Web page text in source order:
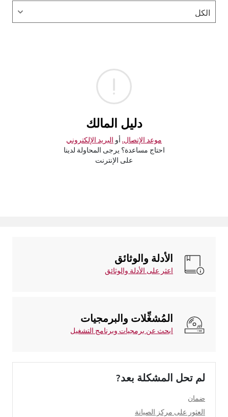
دليل المالك
موعد الإتصال. أو البريد الإلكتروني
احتاج مساعدة؟ يرجى المحاولة لدينا
على الإنترنت
الأدلة والوثائق
اعثر على الأدلة والوثائق
المُشغِّلات والبرمجيات
ابحث عن برمجيات وبرنامج التشغيل
لم تحل المشكلة بعد?
ضمان
العثور على مركز الصيانة